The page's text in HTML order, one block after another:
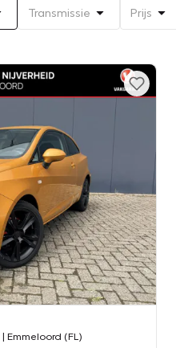
Transmissie Prijs
| Emmeloord (FL)